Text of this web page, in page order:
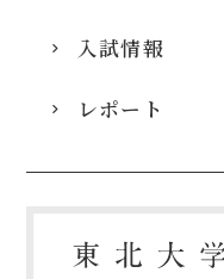
入試情報
レポート